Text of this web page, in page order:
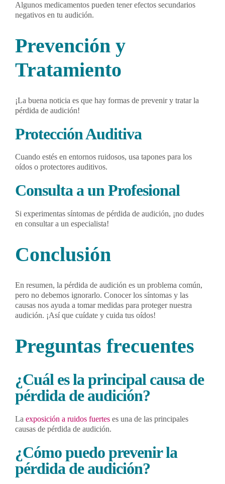
Algunos medicamentos pueden tener efectos secundarios
negativos en tu audición.
Prevención y
Tratamiento
¡La buena noticia es que hay formas de prevenir y tratar la
pérdida de audición!
Protección Auditiva
Cuando estés en entornos ruidosos, usa tapones para los
oídos o protectores auditivos.
Consulta a un Profesional
Si experimentas síntomas de pérdida de audición, ¡no dudes
en consultar a un especialista!
Conclusión
En resumen, la pérdida de audición es un problema común,
pero no debemos ignorarlo. Conocer los síntomas y las
causas nos ayuda a tomar medidas para proteger nuestra
audición. ¡Así que cuídate y cuida tus oídos!
Preguntas frecuentes
¿Cuál es la principal causa de
pérdida de audición?
La exposición a ruidos fuertes es una de las principales
causas de pérdida de audición.
¿Cómo puedo prevenir la
pérdida de audición?